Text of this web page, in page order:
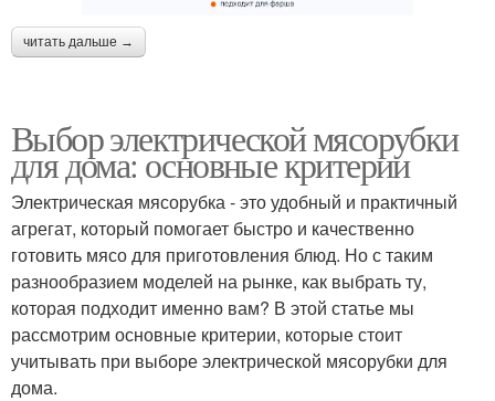
читать дальше →
Выбор электрической мясорубки
для дома: основные критерии
Электрическая мясорубка - это удобный и практичный
агрегат, который помогает быстро и качественно
готовить мясо для приготовления блюд. Но с таким
разнообразием моделей на рынке, как выбрать ту,
которая подходит именно вам? В этой статье мы
рассмотрим основные критерии, которые стоит
учитывать при выборе электрической мясорубки для
дома.